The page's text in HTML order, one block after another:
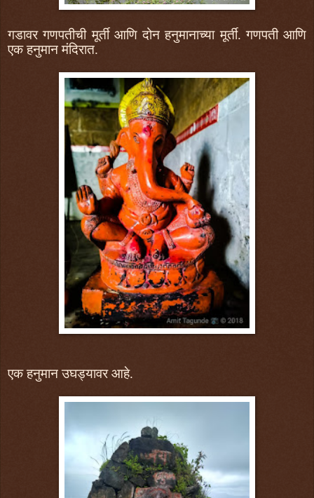
गडावर गणपतीची मूर्ती आणि दोन हनुमानाच्या मूर्ती. गणपती आणि
एक हनुमान मंदिरात.
एक हनुमान उघड्यावर आहे.